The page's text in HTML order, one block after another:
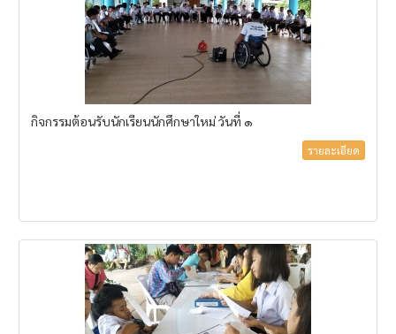
กิจกรรมต้อนรับนักเรียนนักศึกษาใหม่ วันที่ ๑
รายละเอียด